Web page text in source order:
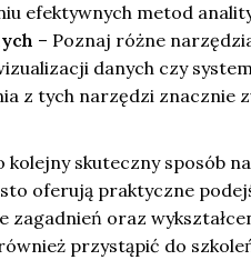
efektywnych metod
– Poznaj różne
danych czy
z tych narzędzi znacznie
kolejny skuteczny sposób
oferują praktyczne
zagadnień oraz
przystąpić do